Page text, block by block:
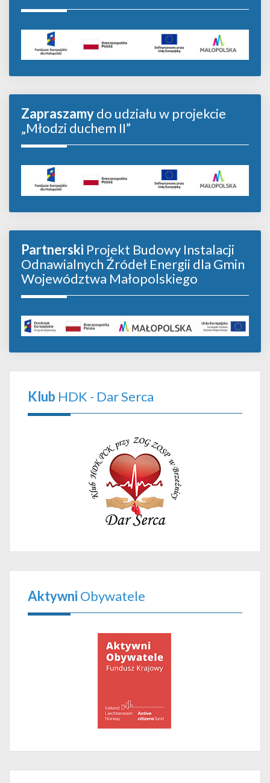
Zapraszamydo udziału w projekcie
„Młodzi duchem II”
Partnerski Projekt Budowy Instalacji
Odnawialnych Źródeł Energii dla Gmin
Województwa Małopolskiego
Klub HDK - Dar Serca
Aktywni Obywatele